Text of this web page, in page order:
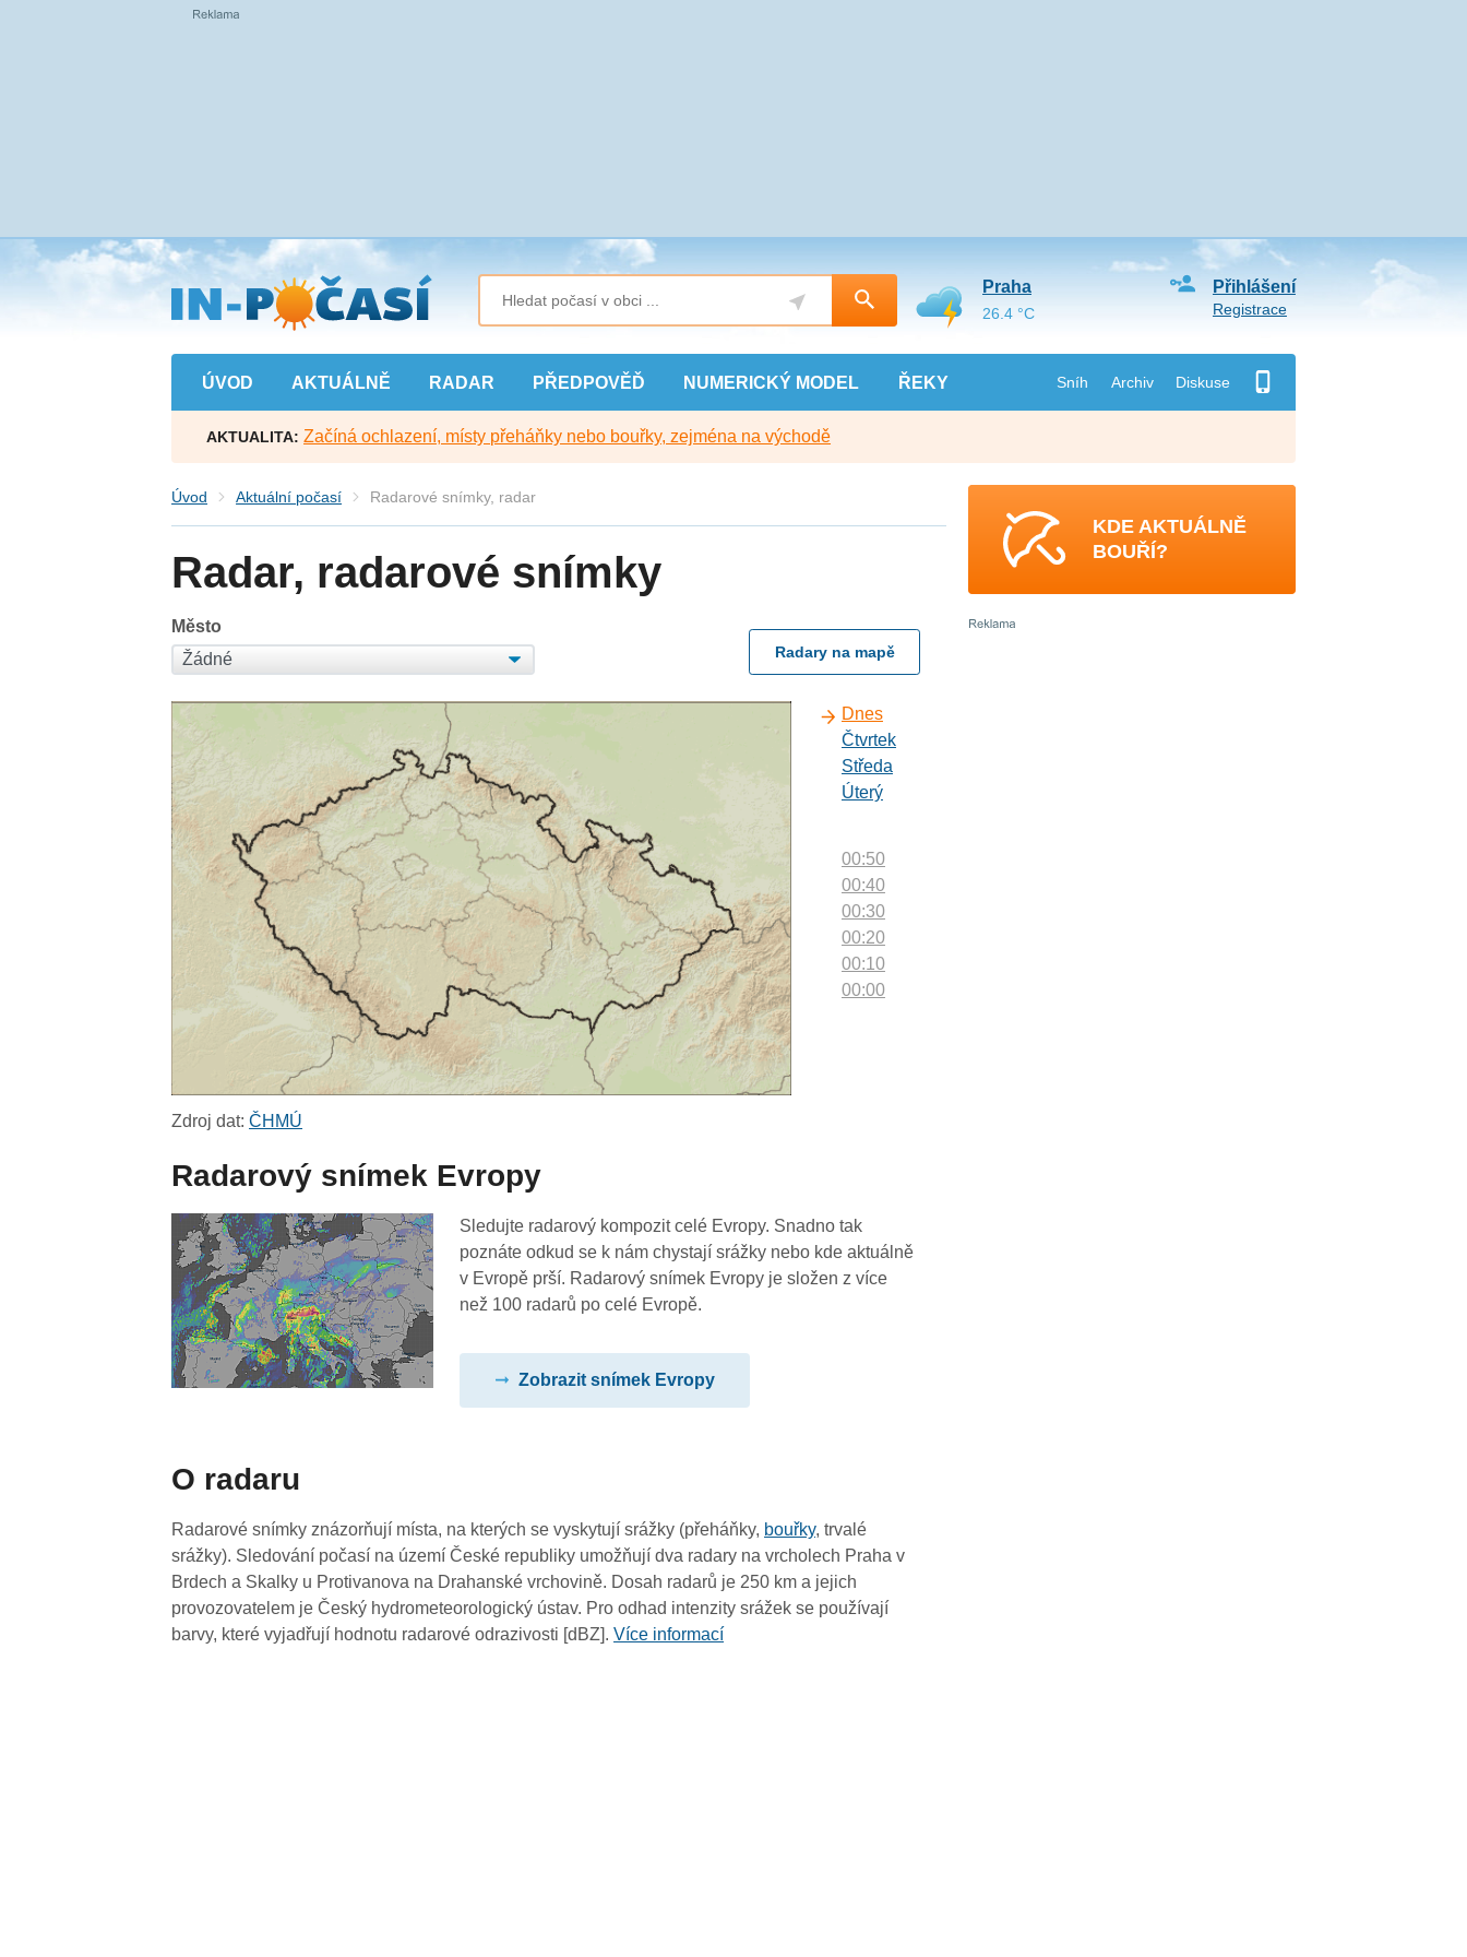
Přejít
na
hlavní
obsah
ÚVOD AKTUÁLNĚ RADAR PŘEDPOVĚĎ NUMERICKÝ MODEL ŘEKY Sníh Archiv Diskuse
Přihlášení
Registrace
Praha
26.4 °C
AKTUALITA: Začíná ochlazení, místy přeháňky nebo bouřky, zejména na východě
Úvod Aktuální počasí Radarové snímky, radar
Radar, radarové snímky
Město
Radary na mapě
Dnes
Čtvrtek
Středa
Úterý
00:50
00:40
00:30
00:20
00:10
00:00
Zdroj dat:ČHMÚ
Radarový snímek Evropy
Sledujte radarový kompozit celé Evropy. Snadno tak
poznáte odkud se k nám chystají srážky nebo kde aktuálně
v Evropě prší. Radarový snímek Evropy je složen z více
než 100 radarů po celé Evropě.
Zobrazit snímek Evropy
O radaru
Radarové snímky znázorňují místa, na kterých se vyskytují srážky (přeháňky, bouřky, trvalé
srážky). Sledování počasí na území České republiky umožňují dva radary na vrcholech Praha v
Brdech a Skalky u Protivanova na Drahanské vrchovině. Dosah radarů je 250 km a jejich
provozovatelem je Český hydrometeorologický ústav. Pro odhad intenzity srážek se používají
barvy, které vyjadřují hodnotu radarové odrazivosti [dBZ].Více informací
KDE AKTUÁLNĚ
BOUŘÍ?